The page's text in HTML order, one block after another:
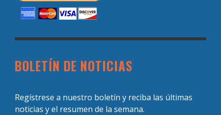
BOLETÍN DE NOTICIAS
Regístrese a nuestro boletín y reciba las últimas
noticias y el resumen de la semana.